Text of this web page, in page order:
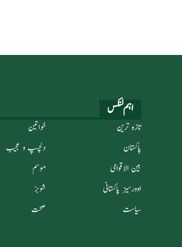
اہم لنکس
خواتین
دلچسپ و عجیب
موسم
شوبز
صحت
تازہ ترین
پاکستان
بین الاقوامی
اوورسیز پاکستانی
سیاست